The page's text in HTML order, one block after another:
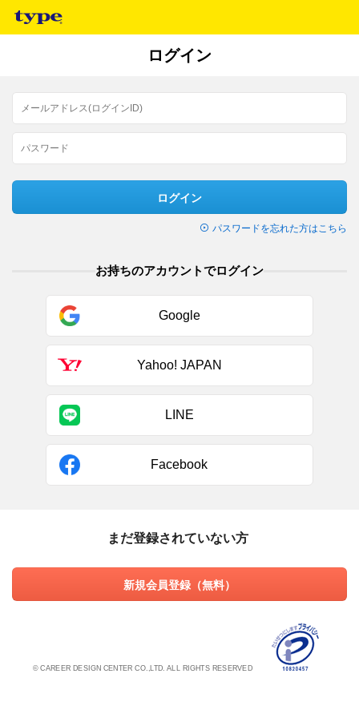
ログイン
ログイン
パスワードを忘れた方はこちら
お持ちのアカウントでログイン
Google
Yahoo! JAPAN
LINE
Facebook
まだ登録されていない方
新規会員登録（無料）
© CAREER DESIGN CENTER CO.,LTD. ALL RIGHTS RESERVED